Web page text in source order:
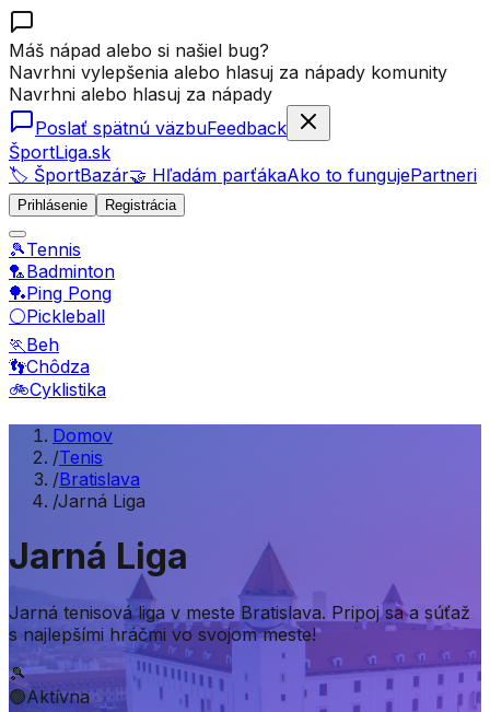
Máš nápad alebo si našiel bug?
Navrhni vylepšenia alebo hlasuj za nápady komunity
Navrhni alebo hlasuj za nápady
Poslať spätnú väzbuFeedback
ŠportLiga.sk
🏷️ ŠportBazár🤝 Hľadám parťákaAko to fungujePartneri
Prihlásenie Registrácia
🎾Tennis
🏸Badminton
🏓Ping Pong
⚪Pickleball
🏃Beh
👣Chôdza
🚲Cyklistika
Domov
/Tenis
/Bratislava
/Jarná Liga
Jarná Liga
Jarná tenisová liga v meste Bratislava. Pripoj sa a súťaž
s najlepšími hráčmi vo svojom meste!
🎾
🟢Aktívna